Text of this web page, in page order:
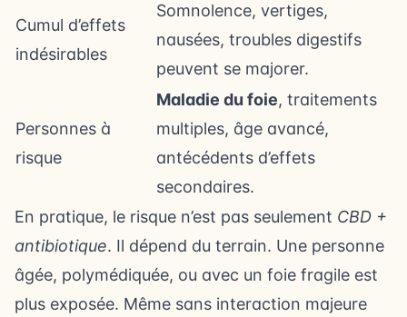
Cumul d’effets
indésirables
Somnolence, vertiges,
nausées, troubles digestifs
peuvent se majorer.
Personnes à
risque
Maladie du foie, traitements
multiples, âge avancé,
antécédents d’effets
secondaires.
En pratique, le risque n’est pas seulement CBD +
antibiotique. Il dépend du terrain. Une personne
âgée, polymédiquée, ou avec un foie fragile est
plus exposée. Même sans interaction majeure